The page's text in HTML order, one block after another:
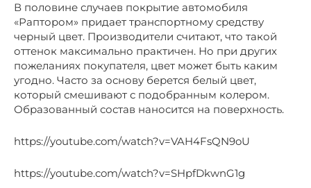
В половине случаев покрытие автомобиля
«Раптором» придает транспортному средству
черный цвет. Производители считают, что такой
оттенок максимально практичен. Но при других
пожеланиях покупателя, цвет может быть каким
угодно. Часто за основу берется белый цвет,
который смешивают с подобранным колером.
Образованный состав наносится на поверхность.
https://youtube.com/watch?v=VAH4FsQN9oU
https://youtube.com/watch?v=SHpfDkwnG1g